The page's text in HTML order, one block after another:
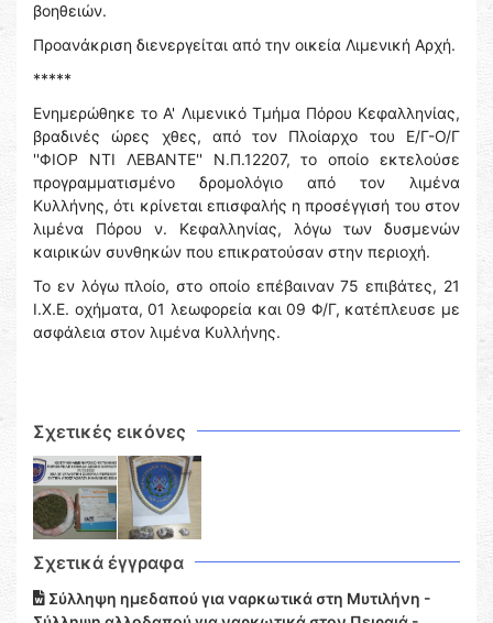
βοηθειών.
Προανἀκριση διενεργείται από την οικεία Λιμενική Αρχή.
*****
Ενημερώθηκε το Α' Λιμενικό Τμήμα Πόρου Κεφαλληνίας,
βραδινές ώρες χθες, από τον Πλοίαρχο του Ε/Γ-Ο/Γ
''ΦΙΟΡ ΝΤΙ ΛΕΒΑΝΤΕ'' Ν.Π.12207, το οποίο εκτελούσε
προγραμματισμένο δρομολόγιο από τον λιμένα
Κυλλήνης, ότι κρίνεται επισφαλής η προσέγγισή του στον
λιμένα Πόρου ν. Κεφαλληνίας, λόγω των δυσμενών
καιρικών συνθηκών που επικρατούσαν στην περιοχή.
Το εν λόγω πλοίο, στο οποίο επέβαιναν 75 επιβάτες, 21
Ι.Χ.Ε. οχήματα, 01 λεωφορεία και 09 Φ/Γ, κατέπλευσε με
ασφάλεια στον λιμένα Κυλλήνης.
Σχετικές εικόνες
Σχετικά έγγραφα
Σύλληψη ημεδαπού για ναρκωτικά στη Μυτιλήνη -